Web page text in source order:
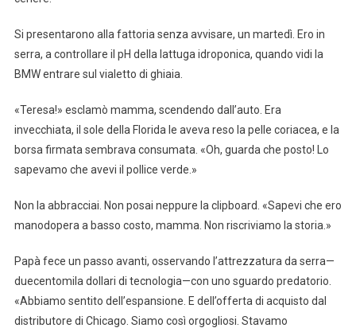
Si presentarono alla fattoria senza avvisare, un martedì. Ero in
serra, a controllare il pH della lattuga idroponica, quando vidi la
BMW entrare sul vialetto di ghiaia.
«Teresa!» esclamò mamma, scendendo dall’auto. Era
invecchiata, il sole della Florida le aveva reso la pelle coriacea, e la
borsa firmata sembrava consumata. «Oh, guarda che posto! Lo
sapevamo che avevi il pollice verde.»
Non la abbracciai. Non posai neppure la clipboard. «Sapevi che ero
manodopera a basso costo, mamma. Non riscriviamo la storia.»
Papà fece un passo avanti, osservando l’attrezzatura da serra—
duecentomila dollari di tecnologia—con uno sguardo predatorio.
«Abbiamo sentito dell’espansione. E dell’offerta di acquisto dal
distributore di Chicago. Siamo così orgogliosi. Stavamo